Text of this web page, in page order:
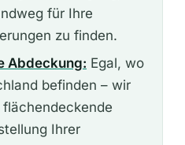
für Ihre
zu finden.
Abdeckung: Egal, wo
befinden – wir
Ihrer